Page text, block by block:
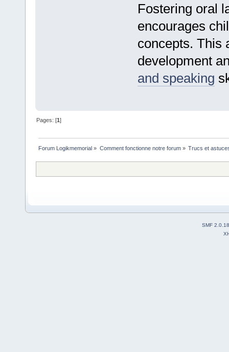
Fostering oral
encourages
concepts. This
development
and speaking
Pages: [1]
Forum Logikmemorial » Comment fonctionne notre forum» Trucs et
SMF 2.0.18